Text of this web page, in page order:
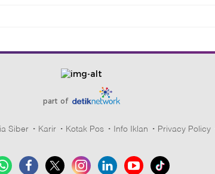
part of
Siber Karir Kotak Pos Info Iklan Privacy Policy